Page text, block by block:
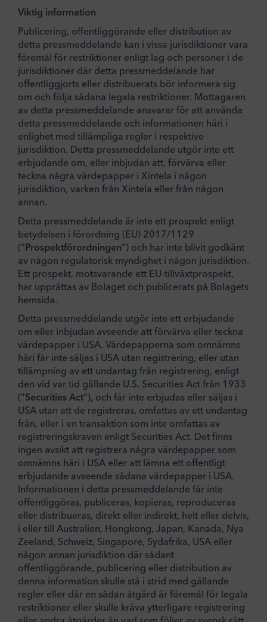
Viktig information
Publicering, offentliggörande eller distribution av
detta pressmeddelande kan i vissa jurisdiktioner vara
föremål för restriktioner enligt lag och personer i de
jurisdiktioner där detta pressmeddelande har
offentliggjorts eller distribuerats bör informera sig
om och följa sådana legala restriktioner. Mottagaren
av detta pressmeddelande ansvarar för att använda
detta pressmeddelande och informationen häri i
enlighet med tillämpliga regler i respektive
jurisdiktion. Detta pressmeddelande utgör inte ett
erbjudande om, eller inbjudan att, förvärva eller
teckna några värdepapper i Xintela i någon
jurisdiktion, varken från Xintela eller från någon
annan.
Detta pressmeddelande är inte ett prospekt enligt
betydelsen i förordning (EU) 2017/1129
(”Prospektförordningen”) och har inte blivit godkänt
av någon regulatorisk myndighet i någon jurisdiktion.
Ett prospekt, motsvarande ett EU-tillväxtprospekt,
har upprättas av Bolaget och publicerats på Bolagets
hemsida.
Detta pressmeddelande utgör inte ett erbjudande
om eller inbjudan avseende att förvärva eller teckna
värdepapper i USA. Värdepapperna som omnämns
häri får inte säljas i USA utan registrering, eller utan
tillämpning av ett undantag från registrering, enligt
den vid var tid gällande U.S. Securities Act från 1933
(”Securities Act”), och får inte erbjudas eller säljas i
USA utan att de registreras, omfattas av ett undantag
från, eller i en transaktion som inte omfattas av
registreringskraven enligt Securities Act. Det finns
ingen avsikt att registrera några värdepapper som
omnämns häri i USA eller att lämna ett offentligt
erbjudande avseende sådana värdepapper i USA.
Informationen i detta pressmeddelande får inte
offentliggöras, publiceras, kopieras, reproduceras
eller distribueras, direkt eller indirekt, helt eller delvis,
i eller till Australien, Hongkong, Japan, Kanada, Nya
Zeeland, Schweiz, Singapore, Sydafrika, USA eller
någon annan jurisdiktion där sådant
offentliggörande, publicering eller distribution av
denna information skulle stå i strid med gällande
regler eller där en sådan åtgärd är föremål för legala
restriktioner eller skulle kräva ytterligare registrering